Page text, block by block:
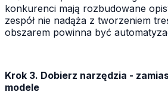
konkurenci mają rozbudowane
zespół nie nadąża z tworzeniem
obszarem powinna być
Krok 3. Dobierz narzędzia -
modele